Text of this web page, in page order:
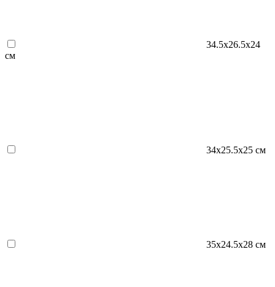
34.5х26.5х24
см
34х25.5х25 см
35х24.5х28 см